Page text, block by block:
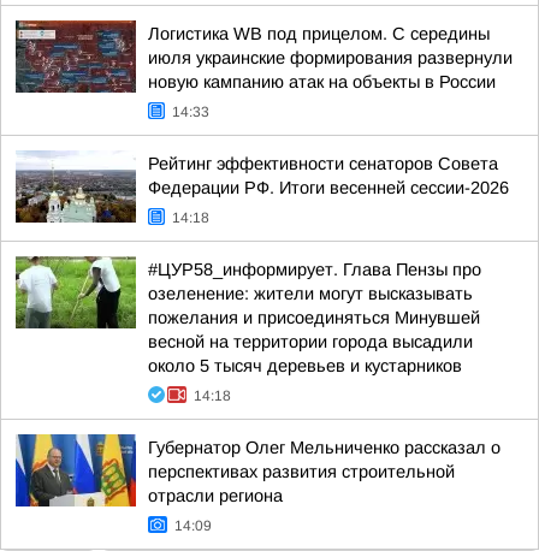
Логистика WB под прицелом. С середины
июля украинские формирования развернули
новую кампанию атак на объекты в России
14:33
Рейтинг эффективности сенаторов Совета
Федерации РФ. Итоги весенней сессии-2026
14:18
#ЦУР58_информирует. Глава Пензы про
озеленение: жители могут высказывать
пожелания и присоединяться Минувшей
весной на территории города высадили
около 5 тысяч деревьев и кустарников
14:18
Губернатор Олег Мельниченко рассказал о
перспективах развития строительной
отрасли региона
14:09